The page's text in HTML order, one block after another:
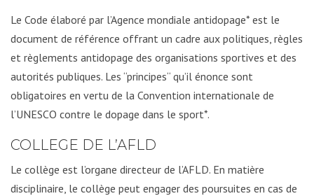
Le Code élaboré par l’Agence mondiale antidopage* est le
document de référence offrant un cadre aux politiques, règles
et règlements antidopage des organisations sportives et des
autorités publiques. Les “principes“ qu’il énonce sont
obligatoires en vertu de la Convention internationale de
l’UNESCO contre le dopage dans le sport*.
COLLEGE DE L’AFLD
Le collège est l’organe directeur de l’AFLD. En matière
disciplinaire, le collège peut engager des poursuites en cas de